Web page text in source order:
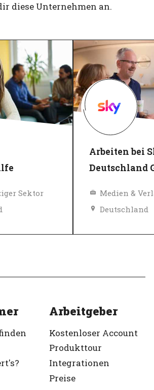
diese Unternehmen an.
Sektor
Arbeiten bei
Deutschland
Medien &
Deutschland
Verifiziert
Arbeitgeber
Kostenloser Account
Produkttour
Integrationen
Preise